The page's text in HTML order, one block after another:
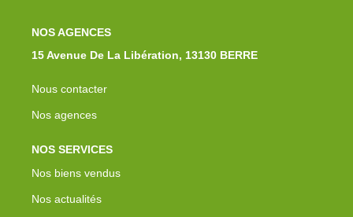
NOS AGENCES
15 Avenue De La Libération, 13130 BERRE
Nous contacter
Nos agences
NOS SERVICES
Nos biens vendus
Nos actualités